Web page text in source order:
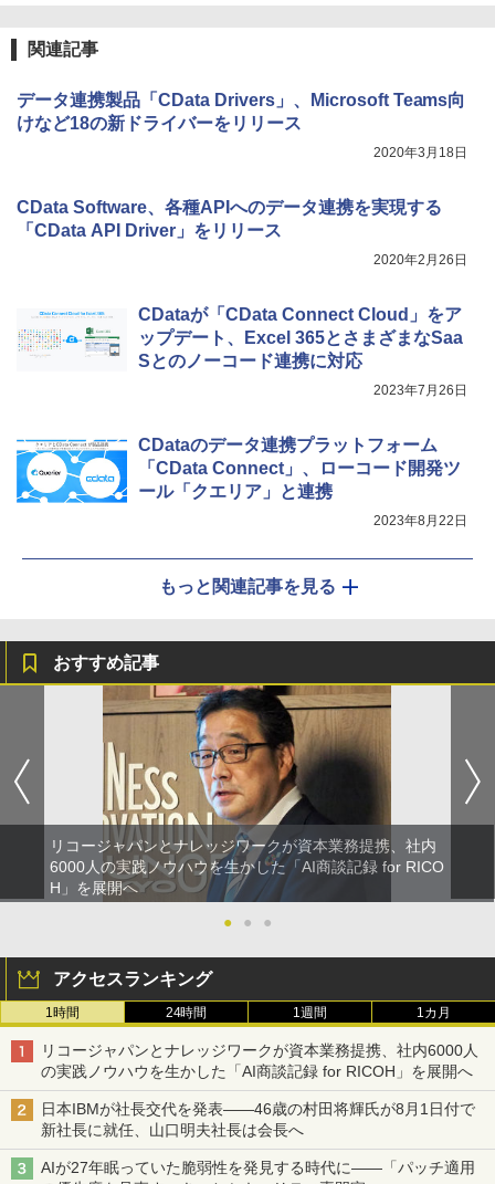
関連記事
データ連携製品「CData Drivers」、Microsoft Teams向
けなど18の新ドライバーをリリース
2020年3月18日
CData Software、各種APIへのデータ連携を実現する
「CData API Driver」をリリース
2020年2月26日
CDataが「CData Connect Cloud」をア
ップデート、Excel 365とさまざまなSaa
Sとのノーコード連携に対応
2023年7月26日
CDataのデータ連携プラットフォーム
「CData Connect」、ローコード開発ツ
ール「クエリア」と連携
2023年8月22日
もっと関連記事を見る
おすすめ記事
リコージャパンとナレッジワークが資本業務提携、社内
6000人の実践ノウハウを生かした「AI商談記録 for RICO
H」を展開へ
●
● ●
アクセスランキング
1時間 24時間 1週間 1カ月
リコージャパンとナレッジワークが資本業務提携、社内6000人
の実践ノウハウを生かした「AI商談記録 for RICOH」を展開へ
日本IBMが社長交代を発表――46歳の村田将輝氏が8月1日付で
新社長に就任、山口明夫社長は会長へ
AIが27年眠っていた脆弱性を発見する時代に――「パッチ適用